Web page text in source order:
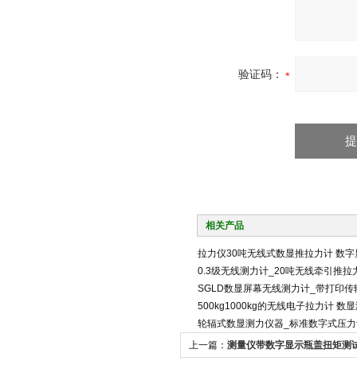
验证码：
相关产品
拉力仪30吨无线式数显推拉力计 数
0.3级无线测力计_20吨无线牵引推拉
SGLD数显屏幕无线测力计_带打印传
500kg1000kg的无线电子拉力计 数
轮辐式数显测力仪器_标准数字式压
上一篇： 测量仪带数字显示瓶盖扭矩测